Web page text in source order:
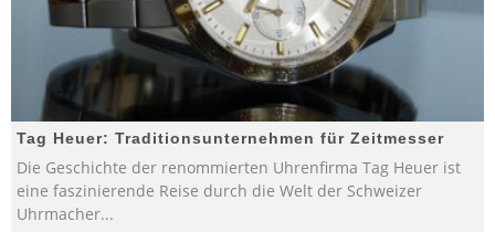
Tag Heuer: Traditionsunternehmen für Zeitmesser
Die Geschichte der renommierten Uhrenfirma Tag Heuer ist
eine faszinierende Reise durch die Welt der Schweizer
Uhrmacher...